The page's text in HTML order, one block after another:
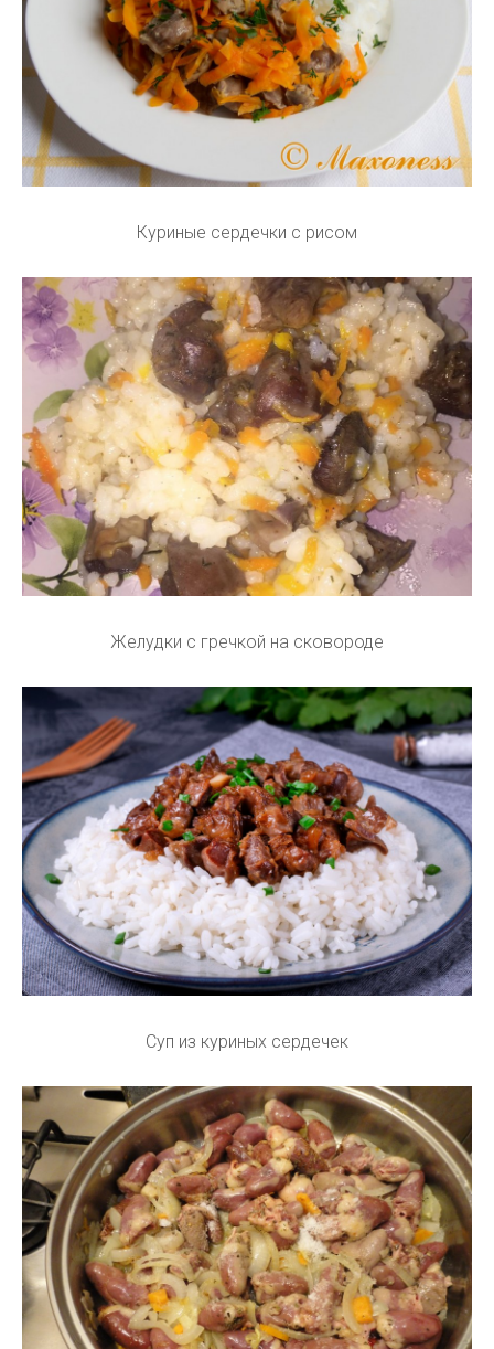
Куриные сердечки с рисом
Желудки с гречкой на сковороде
Суп из куриных сердечек